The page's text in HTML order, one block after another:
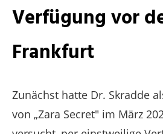
Verfügung vor
Frankfurt
Zunächst hatte Dr. Skradde
von „Zara Secret" im März